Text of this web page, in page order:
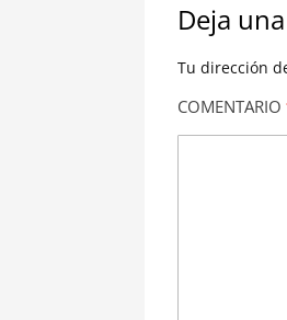
Deja
Tu dirección
COMENTARIO